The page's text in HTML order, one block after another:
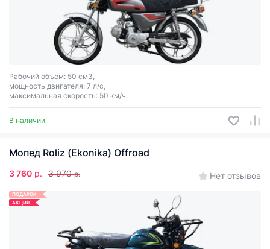
Рабочий объём: 50 см3,
мощность двигателя: 7 л/с,
максимальная скорость: 50 км/ч.
В наличии
Мопед Roliz (Ekonika) Offroad
3 760 р. 3 970 р. Нет отзывов
ПОДАРОК
АКЦИЯ